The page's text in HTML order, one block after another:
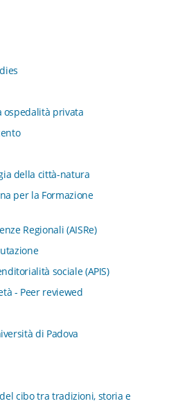
ospedalità privata
della città-natura
per la Formazione
Regionali (AISRe)
sociale (APIS)
- Peer reviewed
di Padova
cibo tra tradizioni, storia e